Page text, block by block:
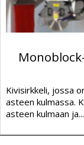
Kivisirkkeli, jossa
asteen kulmassa.
asteen kulmaan ja...